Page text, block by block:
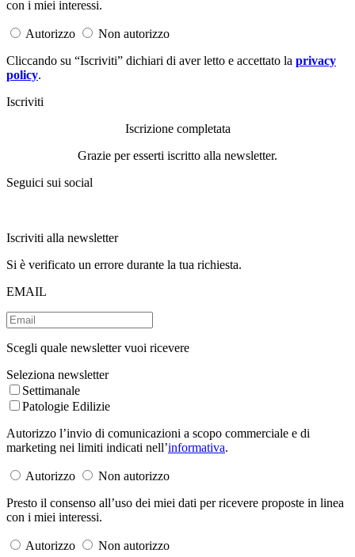
con i miei interessi.
Autorizzo
Non autorizzo
Cliccando su “Iscriviti” dichiari di aver letto e accettato la privacy
policy.
Iscriviti
Iscrizione completata
Grazie per esserti iscritto alla newsletter.
Seguici sui social
Iscriviti alla newsletter
Si è verificato un errore durante la tua richiesta.
EMAIL
Scegli quale newsletter vuoi ricevere
Seleziona newsletter
Settimanale
Patologie Edilizie
Autorizzo l’invio di comunicazioni a scopo commerciale e di
marketing nei limiti indicati nell’informativa.
Autorizzo
Non autorizzo
Presto il consenso all’uso dei miei dati per ricevere proposte in linea
con i miei interessi.
Autorizzo Non autorizzo